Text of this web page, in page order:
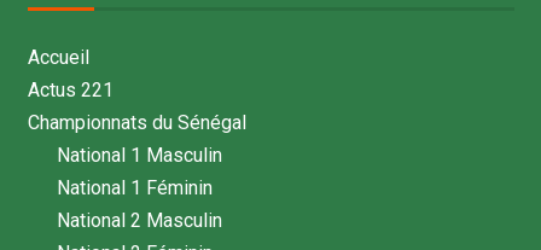
Accueil
Actus 221
Championnats du Sénégal
National 1 Masculin
National 1 Féminin
National 2 Masculin